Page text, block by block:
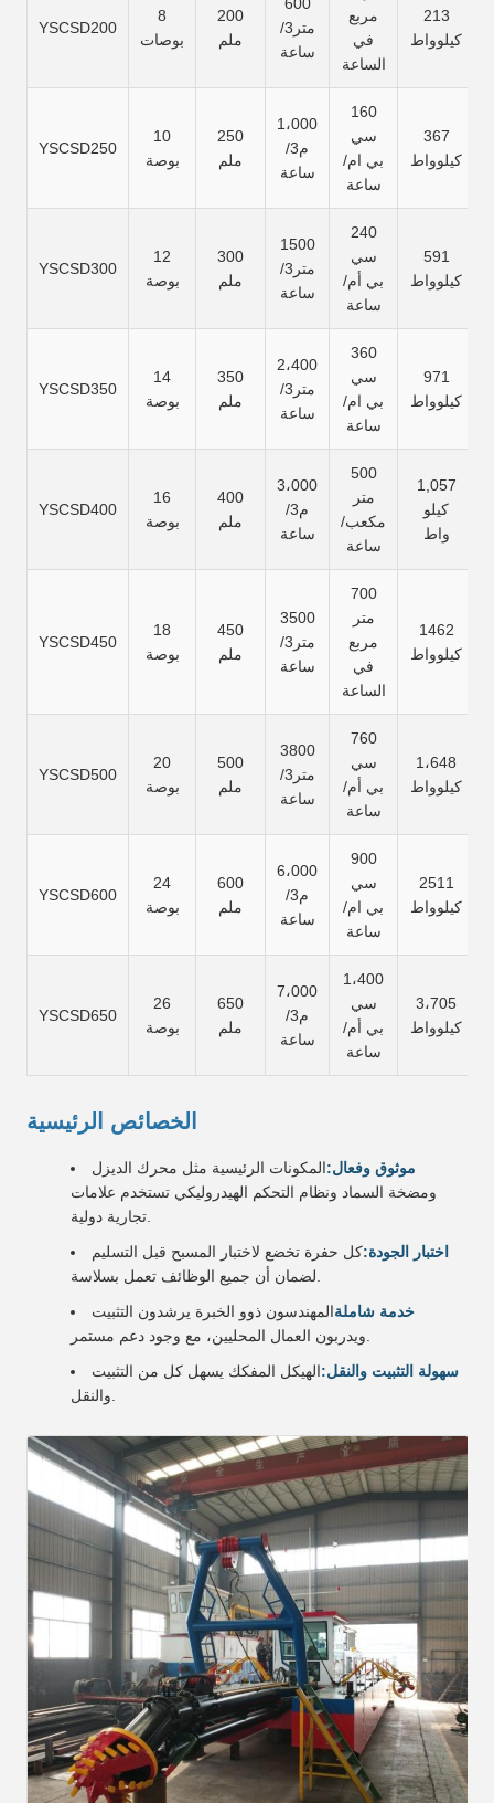
YSCSD200
8
بوصات
200
ملم
متر3/
ساعة
مربع
في
الساعة
213
كيلوواط
YSCSD250
10
بوصة
250
ملم
1،000
م3/
ساعة
160
سي
بي ام/
ساعة
367
كيلوواط
YSCSD300
12
بوصة
300
ملم
1500
متر3/
ساعة
240
سي
بي أم/
ساعة
591
كيلوواط
YSCSD350
14
بوصة
350
ملم
2،400
متر3/
ساعة
360
سي
بي ام/
ساعة
971
كيلوواط
YSCSD400
16
بوصة
400
ملم
3،000
م3/
ساعة
500
متر
مكعب/
ساعة
1,057
كيلو
واط
YSCSD450
18
بوصة
450
ملم
3500
متر3/
ساعة
700
متر
مربع
في
الساعة
1462
كيلوواط
YSCSD500
20
بوصة
500
ملم
3800
متر3/
ساعة
760
سي
بي أم/
ساعة
1،648
كيلوواط
YSCSD600
24
بوصة
600
ملم
6،000
م3/
ساعة
900
سي
بي ام/
ساعة
2511
كيلوواط
YSCSD650
26
بوصة
650
ملم
7،000
م3/
ساعة
1،400
سي
بي أم/
ساعة
3،705
كيلوواط
الخصائص الرئيسية
موثوق وفعال:المكونات الرئيسية مثل محرك الديزل
ومضخة السماد ونظام التحكم الهيدروليكي تستخدم علامات
اختبار الجودة:كل حفرة تخضع لاختبار المسبح قبل التسليم
خدمة شاملةالمهندسون ذوو الخبرة يرشدون التثبيت
سهولة التثبيت والنقل:الهيكل المفكك يسهل كل من التثبيت